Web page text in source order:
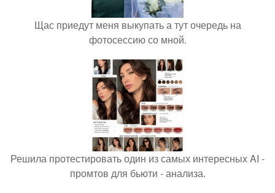
Щас приедут меня выкупать а тут очередь на
фотосессию со мной.
Решила протестировать один из самых интересных AI -
промтов для бьюти - анализа.